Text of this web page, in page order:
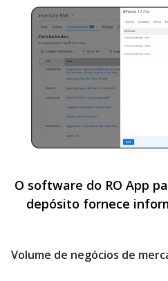
O software do RO App
depósito fornece
Volume de negócios de